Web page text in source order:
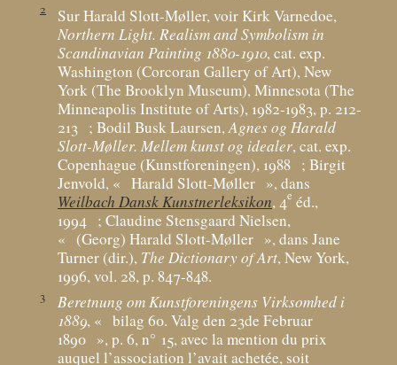
2
Sur Harald Slott-Møller, voir Kirk Varnedoe,
Northern Light. Realism and Symbolism in
Scandinavian Painting 1880-1910, cat. exp.
Washington (Corcoran Gallery of Art), New
York (The Brooklyn Museum), Minnesota (The
Minneapolis Institute of Arts), 1982-1983, p. 212-
213
; Bodil Busk Laursen, Agnes og Harald
Slott-Møller. Mellem kunst og idealer, cat. exp.
Copenhague (Kunstforeningen), 1988 ; Birgit
Jenvold, « Harald Slott-Møller », dans
Weilbach Dansk Kunstnerleksikon, 4e éd.,
1994
; Claudine Stensgaard Nielsen,
«
(Georg) Harald Slott-Møller », dans Jane
Turner (dir.), The Dictionary of Art, New York,
1996, vol. 28, p. 847-848.
3
Beretnung om Kunstforeningens Virksomhed i
1889, « bilag 60. Valg den 23de Februar
1890 », p. 6, n° 15, avec la mention du prix
auquel l’association l’avait achetée, soit